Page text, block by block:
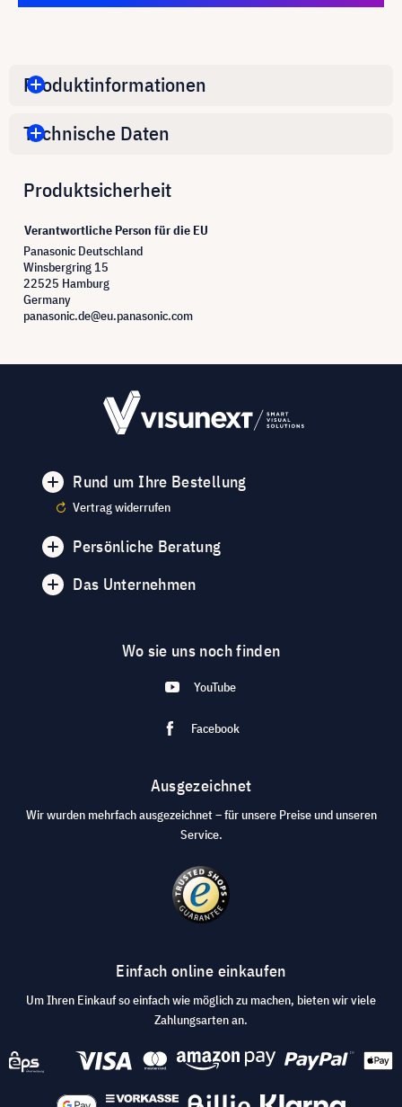
Produktinformationen
Technische Daten
Produktsicherheit
Verantwortliche Person für die EU
Panasonic Deutschland
Winsbergring 15
22525 Hamburg
Germany
panasonic.de@eu.panasonic.com
Rund um Ihre Bestellung
Vertrag widerrufen
Persönliche Beratung
Das Unternehmen
Wo sie uns noch finden
YouTube
Facebook
Ausgezeichnet
Wir wurden mehrfach ausgezeichnet – für unsere Preise und unseren
Service.
Einfach online einkaufen
Um Ihren Einkauf so einfach wie möglich zu machen, bieten wir viele
Zahlungsarten an.